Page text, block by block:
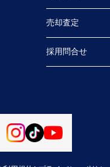
売却査定
採用問合せ